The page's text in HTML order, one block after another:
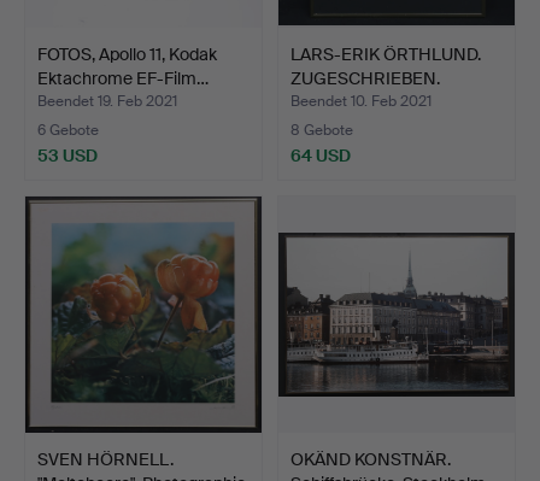
FOTOS, Apollo 11, Kodak
Ektachrome EF-Film…
Beendet 19. Feb 2021
6 Gebote
53 USD
LARS-ERIK ÖRTHLUND.
ZUGESCHRIEBEN.
Britney…
Beendet 10. Feb 2021
8 Gebote
64 USD
SVEN HÖRNELL.
OKÄND KONSTNÄR.